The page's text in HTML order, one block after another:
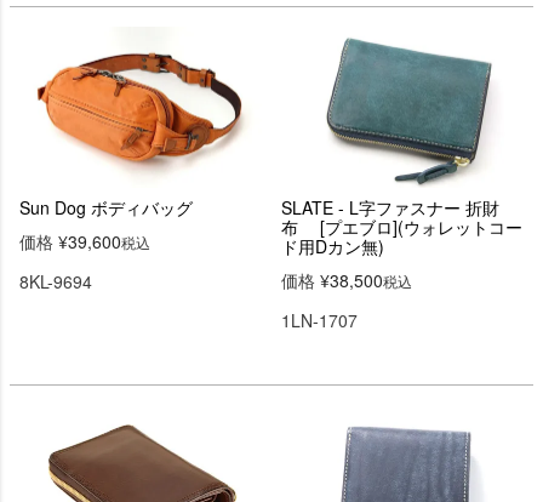
Sun Dog ボディバッグ
価格 ¥39,600税込
8KL-9694
SLATE - L字ファスナー 折財
布 [プエブロ](ウォレットコー
ド用Dカン無)
価格 ¥38,500税込
1LN-1707